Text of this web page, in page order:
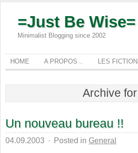
=Just Be Wise=
Minimalist Blogging since 2002
HOME A PROPOS .. LES
Archive
Un nouveau bureau !!
04.09.2003 · Posted in General